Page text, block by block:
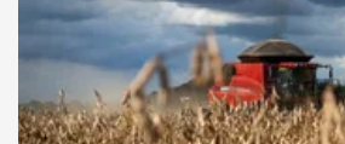
R$ 145.000